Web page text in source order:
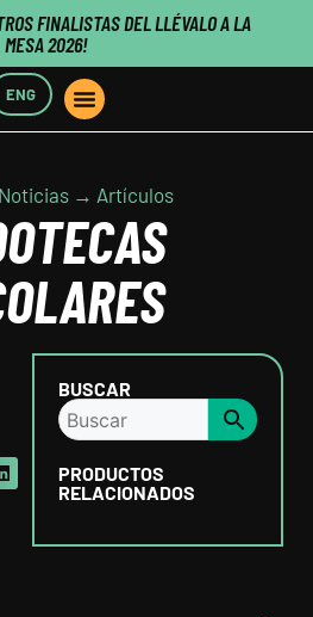
FINALISTAS DEL LLÉVALO A LA
MESA 2026!
ENG
→ Artículos
BUSCAR
PRODUCTOS
RELACIONADOS